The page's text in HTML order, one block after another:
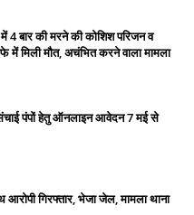
में 4 बार की मरने की कोशिश परिजन व
में मिली मौत, अचंभित करने वाला मामला
पंपों हेतु ऑनलाइन आवेदन 7 मई से
गिरफ्तार, भेजा जेल, मामला थाना